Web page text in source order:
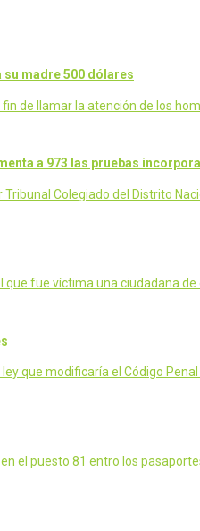
su madre 500 dólares
de llamar la atención de los
a 973 las pruebas
Colegiado del Distrito
fue víctima una ciudadana
que modificaría el Código
el puesto 81 entro los